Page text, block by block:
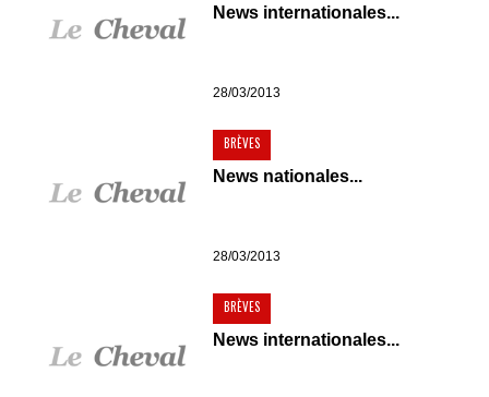
News internationales...
28/03/2013
BRÈVES
News nationales...
28/03/2013
BRÈVES
News internationales...